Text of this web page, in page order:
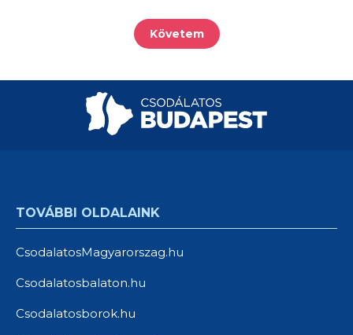
Követem
TOVÁBBI OLDALAINK
CsodalatosMagyarorszag.hu
Csodalatosbalaton.hu
Csodalatosborok.hu